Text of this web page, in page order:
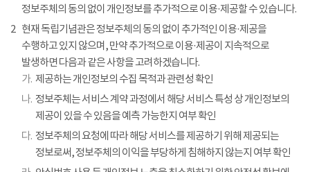
정보주체의 동의 없이 개인정보를 추가적으로 이용·제공할 수 있습니다.
2 현재 독립기념관은 정보주체의 동의 없이 추가적인 이용·제공을
수행하고 있지 않으며, 만약 추가적으로 이용·제공이 지속적으로
발생하면 다음과 같은 사항을 고려하겠습니다.
가. 제공하는 개인정보의 수집 목적과 관련성 확인
나. 정보주체는 서비스 계약 과정에서 해당 서비스 특성 상 개인정보의
제공이 있을 수 있음을 예측 가능한지 여부 확인
다. 정보주체의 요청에 따라 해당 서비스를 제공하기 위해 제공되는
정보로써, 정보주체의 이익을 부당하게 침해하지 않는지 여부 확인